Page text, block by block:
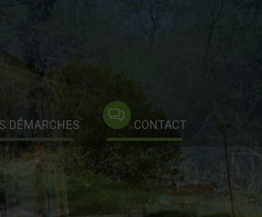
DÉMARCHES CONTACT